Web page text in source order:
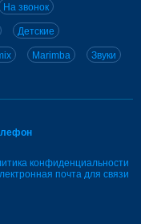
На звонок
Детские
Marimba Звуки
конфиденциальности
почта для связи